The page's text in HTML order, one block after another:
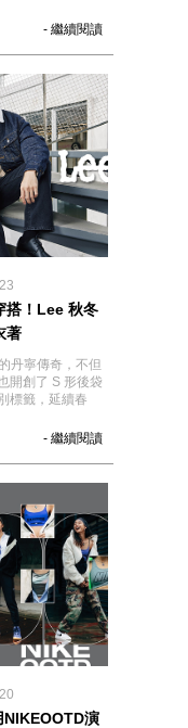
- 繼續閱讀
搭！Lee 秋冬
著
丹寧傳奇，不但
開創了 S 形後袋
標籤，延續春
- 繼續閱讀
NIKEOOTD演